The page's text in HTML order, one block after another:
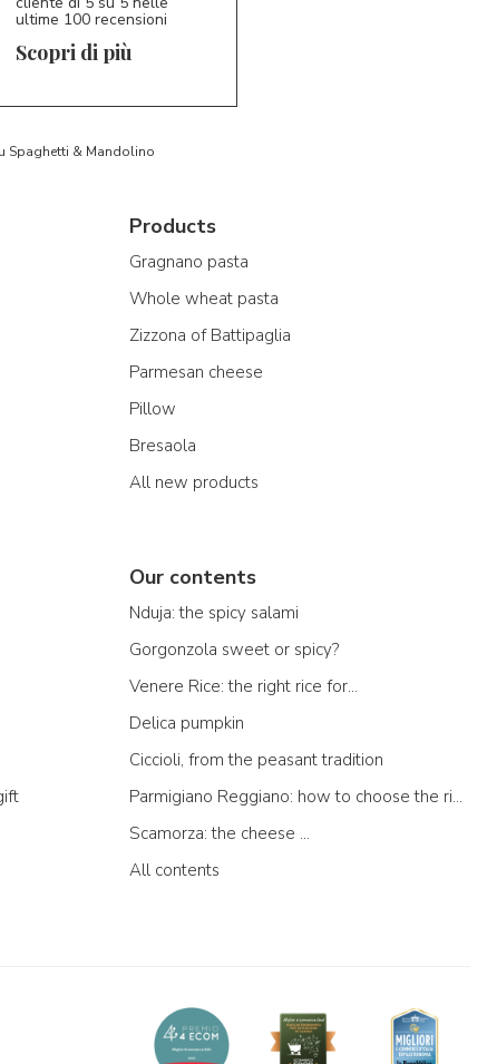
ultime 100 recensioni
Scopri di più
Spaghetti & Mandolino
Products
Gragnano pasta
Whole wheat pasta
Zizzona of Battipaglia
Parmesan cheese
Pillow
Bresaola
All new products
Our contents
Nduja: the spicy salami
Gorgonzola sweet or spicy?
Venere Rice: the right rice for...
Delica pumpkin
Ciccioli, from the peasant tradition
Parmigiano Reggiano: how to choose the right one
Scamorza: the cheese ...
All contents